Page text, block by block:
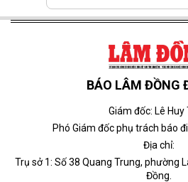
BÁO LÂM ĐỒNG
Giám đốc: Lê Huy
Phó Giám đốc phụ trách báo
Địa chỉ:
Trụ sở 1: Số 38 Quang Trung, phường
Đồng.